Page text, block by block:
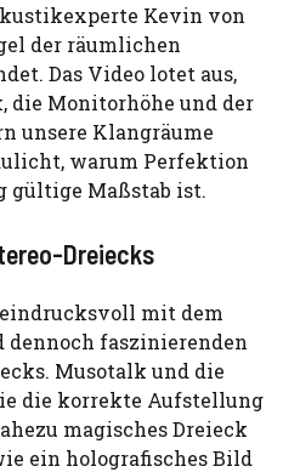
Kevin von
der räumlichen
Das Video lotet aus,
die Monitorhöhe und der
unsere Klangräume
warum Perfektion
gültige Maßstab ist.
Dreiecks
mit dem
dennoch faszinierenden
Musotalk und die
die korrekte Aufstellung
magisches Dreieck
ein holografisches Bild